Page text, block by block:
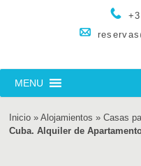
MENU
Inicio »Alojamientos »Casas
Cuba. Alquiler de